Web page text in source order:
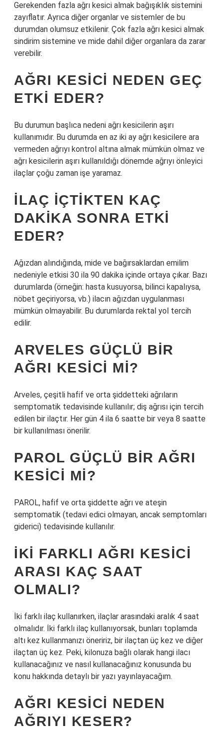
Gerekenden fazla ağrı kesici almak bağışıklık sistemini
zayıflatır. Ayrıca diğer organlar ve sistemler de bu
durumdan olumsuz etkilenir. Çok fazla ağrı kesici almak
sindirim sistemine ve mide dahil diğer organlara da zarar
verebilir.
AĞRI KESICI NEDEN GEÇ
ETKI EDER?
Bu durumun başlıca nedeni ağrı kesicilerin aşırı
kullanımıdır. Bu durumda en az iki ay ağrı kesicilere ara
vermeden ağrıyı kontrol altına almak mümkün olmaz ve
ağrı kesicilerin aşırı kullanıldığı dönemde ağrıyı önleyici
ilaçlar çoğu zaman işe yaramaz.
İLAÇ IÇTIKTEN KAÇ
DAKIKA SONRA ETKI
EDER?
Ağızdan alındığında, mide ve bağırsaklardan emilim
nedeniyle etkisi 30 ila 90 dakika içinde ortaya çıkar. Bazı
durumlarda (örneğin: hasta kusuyorsa, bilinci kapalıysa,
nöbet geçiriyorsa, vb.) ilacın ağızdan uygulanması
mümkün olmayabilir. Bu durumlarda rektal yol tercih
edilir.
ARVELES GÜÇLÜ BIR
AĞRI KESICI MI?
Arveles, çeşitli hafif ve orta şiddetteki ağrıların
semptomatik tedavisinde kullanılır; diş ağrısı için tercih
edilen bir ilaçtır. Her gün 4 ila 6 saatte bir veya 8 saatte
bir kullanılması önerilir.
PAROL GÜÇLÜ BIR AĞRI
KESICI MI?
PAROL, hafif ve orta şiddette ağrı ve ateşin
semptomatik (tedavi edici olmayan, ancak semptomları
giderici) tedavisinde kullanılır.
İKI FARKLI AĞRI KESICI
ARASI KAÇ SAAT
OLMALI?
İki farklı ilaç kullanırken, ilaçlar arasındaki aralık 4 saat
olmalıdır. İki farklı ilaç kullanıyorsak, bunları toplamda
altı kez kullanmanızı öneririz, bir ilaçtan üç kez ve diğer
ilaçtan üç kez. Peki, kilonuza bağlı olarak hangi ilacı
kullanacağınız ve nasıl kullanacağınız konusunda bu
konu hakkında detaylı bir yazı yayınlayacağım.
AĞRI KESICI NEDEN
AĞRIYI KESER?